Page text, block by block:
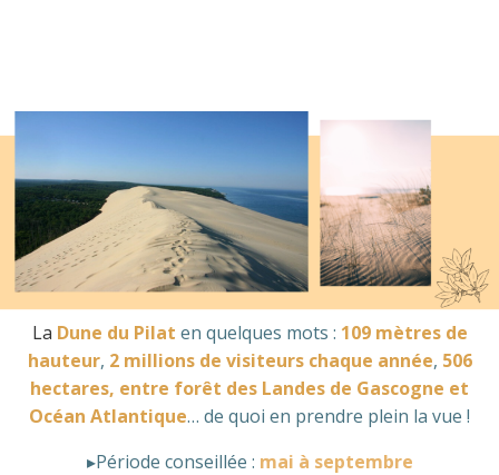
La Dune du Pilat en quelques mots : 109 mètres de
hauteur, 2 millions de visiteurs chaque année, 506
hectares, entre forêt des Landes de Gascogne et
Océan Atlantique… de quoi en prendre plein la vue !
▸Période conseillée : mai à septembre